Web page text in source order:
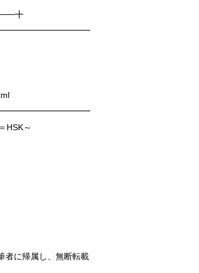
HSK～
者に帰属し、無断転載